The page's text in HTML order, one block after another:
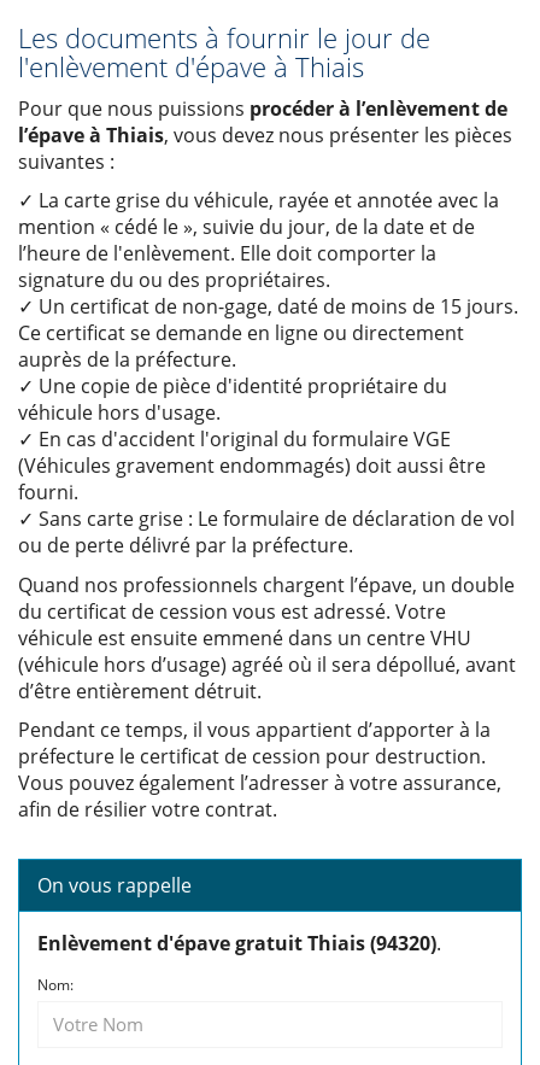
Les documents à fournir le jour de
l'enlèvement d'épave à Thiais
Pour que nous puissions procéder à l’enlèvement de
l’épave à Thiais, vous devez nous présenter les pièces
suivantes :
✓ La carte grise du véhicule, rayée et annotée avec la
mention « cédé le », suivie du jour, de la date et de
l’heure de l'enlèvement. Elle doit comporter la
signature du ou des propriétaires.
✓ Un certificat de non-gage, daté de moins de 15 jours.
Ce certificat se demande en ligne ou directement
auprès de la préfecture.
✓ Une copie de pièce d'identité propriétaire du
véhicule hors d'usage.
✓ En cas d'accident l'original du formulaire VGE
(Véhicules gravement endommagés) doit aussi être
fourni.
✓ Sans carte grise : Le formulaire de déclaration de vol
ou de perte délivré par la préfecture.
Quand nos professionnels chargent l’épave, un double
du certificat de cession vous est adressé. Votre
véhicule est ensuite emmené dans un centre VHU
(véhicule hors d’usage) agréé où il sera dépollué, avant
d’être entièrement détruit.
Pendant ce temps, il vous appartient d’apporter à la
préfecture le certificat de cession pour destruction.
Vous pouvez également l’adresser à votre assurance,
afin de résilier votre contrat.
On vous rappelle
Enlèvement d'épave gratuit Thiais (94320).
Nom: